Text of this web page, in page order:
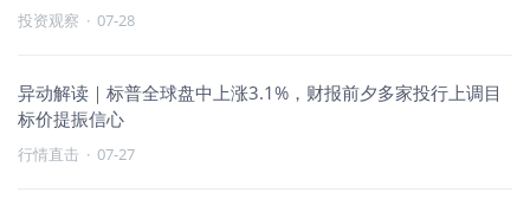
投资观察 · 07-28
异动解读｜标普全球盘中上涨3.1%，财报前夕多家投行上调目
标价提振信心
行情直击 · 07-27